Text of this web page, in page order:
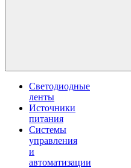
Светодиодные
ленты
Источники
питания
Системы
управления
и
автоматизации